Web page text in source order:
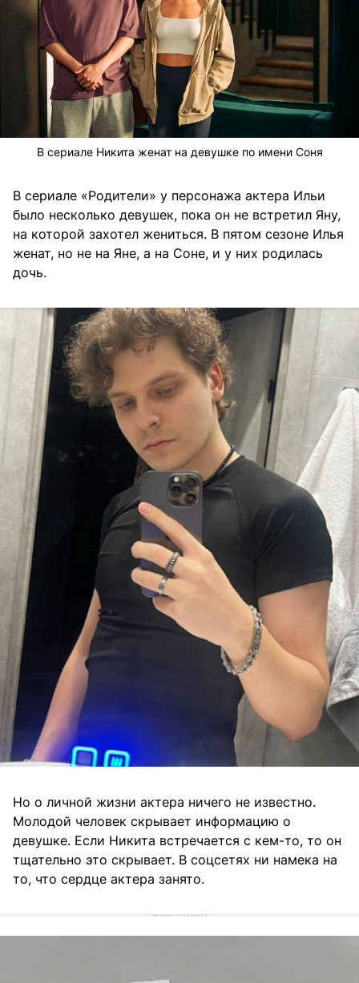
В сериале Никита женат на девушке по имени Соня
В сериале «Родители» у персонажа актера Ильи
было несколько девушек, пока он не встретил Яну,
на которой захотел жениться. В пятом сезоне Илья
женат, но не на Яне, а на Соне, и у них родилась
дочь.
Но о личной жизни актера ничего не известно.
Молодой человек скрывает информацию о
девушке. Если Никита встречается с кем-то, то он
тщательно это скрывает. В соцсетях ни намека на
то, что сердце актера занято.